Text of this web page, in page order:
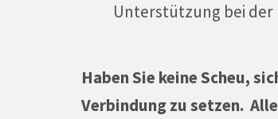
Unterstützung bei der
Haben Sie keine Scheu,
Verbindung zu setzen.